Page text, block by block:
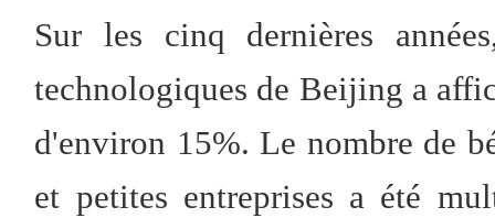
Sur les cinq dernières
technologiques de Beijing a
d'environ 15%. Le nombre de
et petites entreprises a été